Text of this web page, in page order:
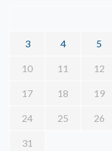
3 4 5
10 11 12
17 18 19
24 25 26
31